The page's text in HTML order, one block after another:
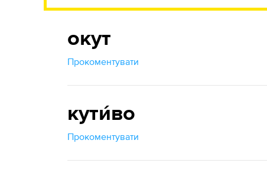
окут
Прокоментувати
кути́во
Прокоментувати